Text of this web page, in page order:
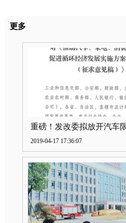
更多
2019-04-17 17:36:07